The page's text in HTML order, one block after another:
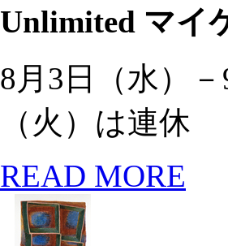
Unlimited マイ
8月3日（水）
（火）は連休
READ MORE